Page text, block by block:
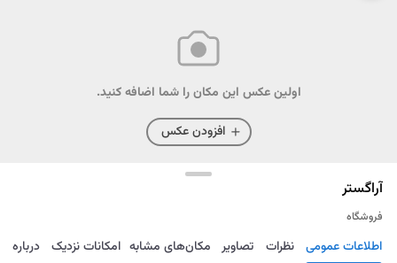
اولین عکس این مکان را شما اضافه کنید.
افزودن عکس
آراگستر
فروشگاه
مسیریابی ذخیره ارسال تماس اطلاعات عمومی نظرات تصاویر مکان‌های مشابه امکانات نزدیک درباره